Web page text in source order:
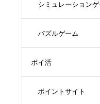
シミュレーション
パズルゲーム
ポイ活
ポイントサイト